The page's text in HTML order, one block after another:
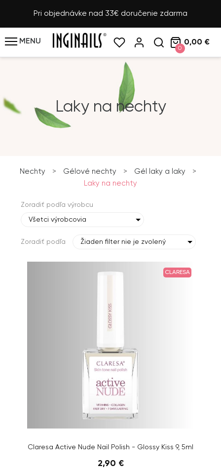
Pri objednávke nad 33€ doručenie zdarma
MENU
0
0,00 €
Laky na nechty
Nechty > Gélové nechty > Gél laky a laky
>
Laky na nechty
Zoradiť podľa výrobcu
Všetci výrobcovia
Zoradiť podľa Žiaden filter nie je zvolený
CLARESA
Claresa Active Nude Nail Polish - Glossy Kiss 9, 5ml
2,90 €